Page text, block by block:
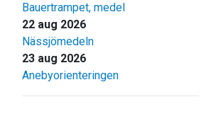
Bauertrampet, medel
22 aug 2026
Nässjömedeln
23 aug 2026
Anebyorienteringen